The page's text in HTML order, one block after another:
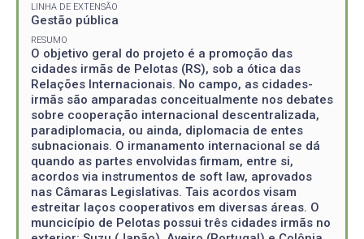
LINHA DE EXTENSÃO
Gestão pública
RESUMO
O objetivo geral do projeto é a promoção das
cidades irmãs de Pelotas (RS), sob a ótica das
Relações Internacionais. No campo, as cidades-
irmãs são amparadas conceitualmente nos debates
sobre cooperação internacional descentralizada,
paradiplomacia, ou ainda, diplomacia de entes
subnacionais. O irmanamento internacional se dá
quando as partes envolvidas firmam, entre si,
acordos via instrumentos de soft law, aprovados
nas Câmaras Legislativas. Tais acordos visam
estreitar laços cooperativos em diversas áreas. O
muncicípio de Pelotas possui três cidades irmãs no